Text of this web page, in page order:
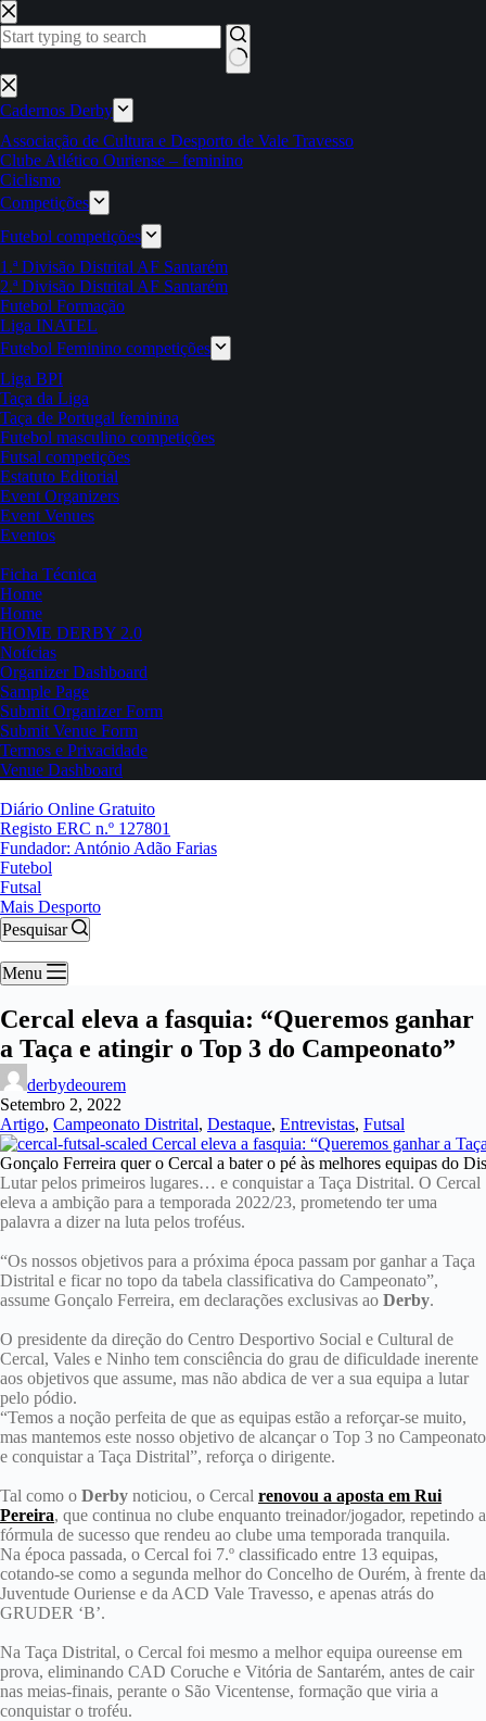
Pular
para
o
Sem
resultados
Cadernos Derby
Associação de Cultura e Desporto de Vale Travesso
Clube Atlético Ouriense – feminino
Ciclismo
Competições
Futebol competições
1.ª Divisão Distrital AF Santarém
2.ª Divisão Distrital AF Santarém
Futebol Formação
Liga INATEL
Futebol Feminino competições
Liga BPI
Taça da Liga
Taça de Portugal feminina
Futebol masculino competições
Futsal competições
Estatuto Editorial
Event Organizers
Event Venues
Eventos
Ficha Técnica
Home
Home
HOME DERBY 2.0
Notícias
Organizer Dashboard
Sample Page
Submit Organizer Form
Submit Venue Form
Termos e Privacidade
Venue Dashboard
Diário Online Gratuito
Registo ERC n.º 127801
Fundador: António Adão Farias
Futebol
Futsal
Mais Desporto
Pesquisar
Menu
Cercal eleva a fasquia: “Queremos ganhar
a Taça e atingir o Top 3 do Campeonato”
derbydeourem
Setembro 2, 2022
Artigo, Campeonato Distrital, Destaque, Entrevistas, Futsal
Gonçalo Ferreira quer o Cercal a bater o pé às melhores equipas do
Lutar pelos primeiros lugares… e conquistar a Taça Distrital. O Cercal
eleva a ambição para a temporada 2022/23, prometendo ter uma
palavra a dizer na luta pelos troféus.
“Os nossos objetivos para a próxima época passam por ganhar a Taça
Distrital e ficar no topo da tabela classificativa do Campeonato”,
assume Gonçalo Ferreira, em declarações exclusivas ao Derby.
O presidente da direção do Centro Desportivo Social e Cultural de
Cercal, Vales e Ninho tem consciência do grau de dificuldade inerente
aos objetivos que assume, mas não abdica de ver a sua equipa a lutar
pelo pódio.
“Temos a noção perfeita de que as equipas estão a reforçar-se muito,
mas mantemos este nosso objetivo de alcançar o Top 3 no Campeonato
e conquistar a Taça Distrital”, reforça o dirigente.
Tal como o Derby noticiou, o Cercal renovou a aposta em Rui
Pereira, que continua no clube enquanto treinador/jogador, repetindo a
fórmula de sucesso que rendeu ao clube uma temporada tranquila.
Na época passada, o Cercal foi 7.º classificado entre 13 equipas,
cotando-se como a segunda melhor do Concelho de Ourém, à frente da
Juventude Ouriense e da ACD Vale Travesso, e apenas atrás do
GRUDER ‘B’.
Na Taça Distrital, o Cercal foi mesmo a melhor equipa oureense em
prova, eliminando CAD Coruche e Vitória de Santarém, antes de cair
nas meias-finais, perante o São Vicentense, formação que viria a
conquistar o troféu.